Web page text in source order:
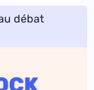
débat